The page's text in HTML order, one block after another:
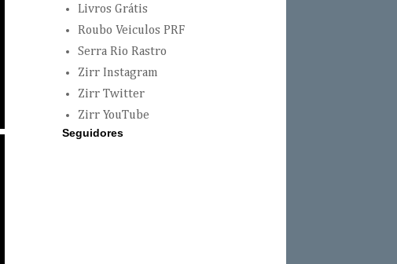
Livros Grátis
Roubo Veiculos PRF
Serra Rio Rastro
Zirr Instagram
Zirr Twitter
Zirr YouTube
Seguidores